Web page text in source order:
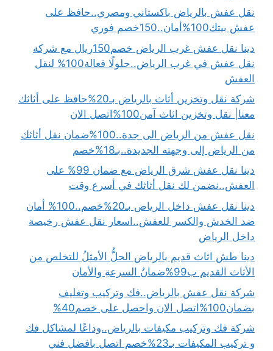
نقل عفش بالرياض باكستاني ومصري..حافظ على
عفش بيتك100%أمان..150خصم فوري
دينا نقل عفش غرب الرياض خصم150ريال مع شركة
نقل عفش في غرب الرياض..حلولًا فعالة100% لنقل
العفش
شركة نقل وتخزين أثاث بالرياض بـ20%حافظ على أثاثك
معنا| نقل وتخزين اثاث آمن100%اتصل الان
نقل عفش من الرياض الى جدة..100%ضمان نقل أثاثك
من الرياض إلى وجهته الجديدة..بـ18%خصم
دينا نقل عفش شرق الرياض مع ضمان 99% على
العفش..نضمن لك نقل أثاثك في أسرع وقت
دينا نقل عفش داخل الرياض بـ20%خصم..100% أمان
ضد الخدش والكسر للعفش..اسعار نقل عفش رخيصة
داخل الرياض
دينا طش اثاث قديم بالرياض الحلُّ الأمثلُ للتخلص من
الأثاث القديم ب99%ضمانُ السرعةِ والأمان
شركة نقل عفش بالرياض..فك وتركيب وتغليف
بضمان100%اتصل الان واحصل على خصم40%
شركة فك وتركيب مكيفات بالرياض..وداعًا لمشاكل فك
و تركيب المكيفات بـ23%خصم اتصل بافضل فني